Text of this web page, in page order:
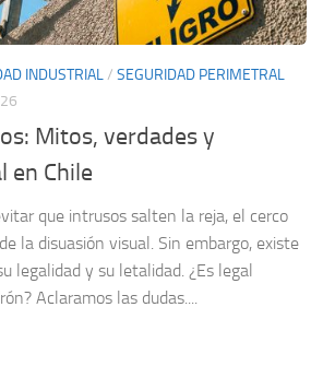
INDUSTRIAL/ SEGURIDAD PERIMETRAL
Mitos, verdades y
en Chile
que intrusos salten la reja, el cerco
la disuasión visual. Sin embargo, existe
legalidad y su letalidad. ¿Es legal
Aclaramos las dudas....